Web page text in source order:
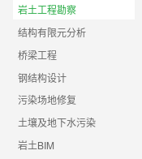
岩土工程勘察
结构有限元分析
桥梁工程
钢结构设计
污染场地修复
土壤及地下水污染
岩土BIM